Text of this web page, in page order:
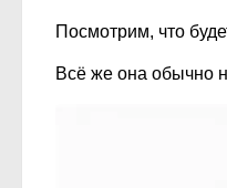
Посмотрим, что
Всё же она обычно